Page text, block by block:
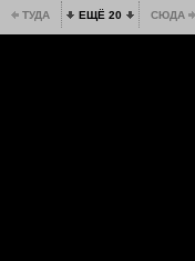
ТУДА ЕЩЁ 20 СЮДА